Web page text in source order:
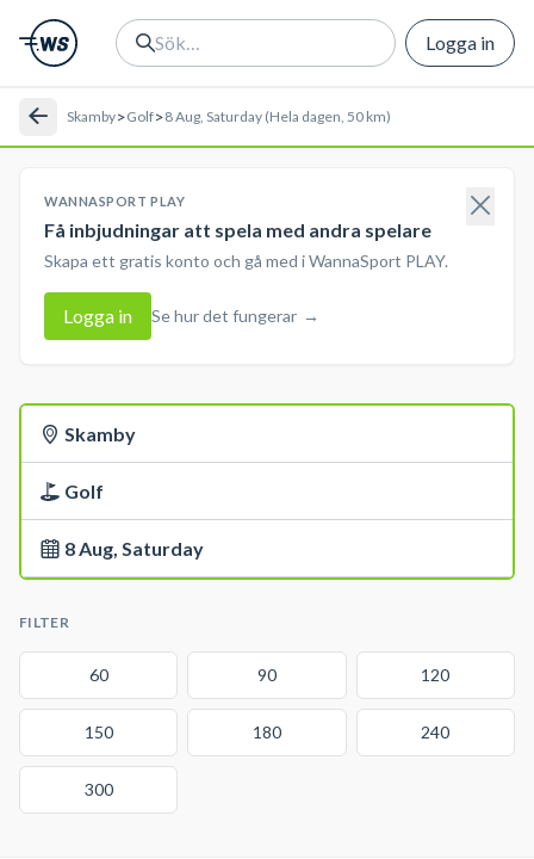
Logga in
Skamby>Golf>8 Aug, Saturday (Hela dagen, 50 km)
WANNASPORT PLAY
Få inbjudningar att spela med andra spelare
Skapa ett gratis konto och gå med i WannaSport PLAY.
Logga in Se hur det fungerar →
Skamby
Golf
8 Aug, Saturday
FILTER
60 90 120
150 180 240
300